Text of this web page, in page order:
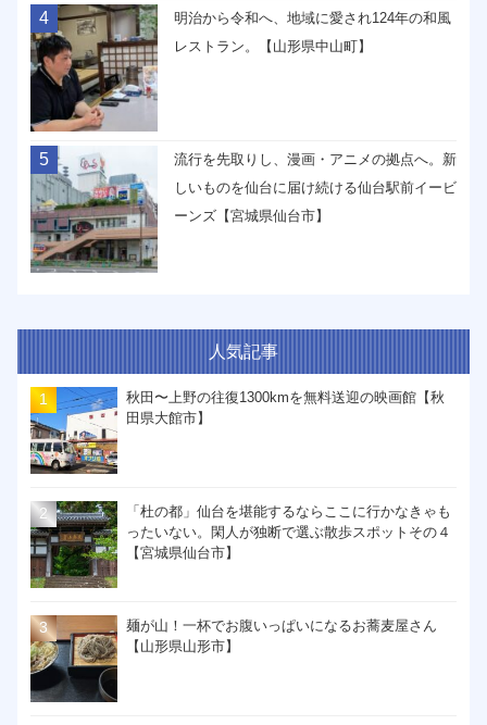
4
明治から令和へ、地域に愛され124年の和風
レストラン。【山形県中山町】
5
流行を先取りし、漫画・アニメの拠点へ。新
しいものを仙台に届け続ける仙台駅前イービ
ーンズ【宮城県仙台市】
人気記事
秋田〜上野の往復1300kmを無料送迎の映画館【秋
田県大館市】
「杜の都」仙台を堪能するならここに行かなきゃも
ったいない。閑人が独断で選ぶ散歩スポットその４
【宮城県仙台市】
麺が山！一杯でお腹いっぱいになるお蕎麦屋さん
【山形県山形市】